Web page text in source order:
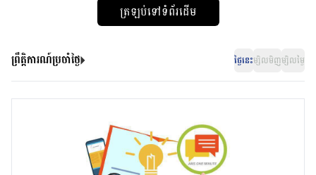
ត្រឡប់ទៅទំព័រដើម
ព្រឹត្តិការណ៍ប្រចាំថ្ងៃ ថ្ងៃនេះម្សិលមិញម្សិលម្ងៃ